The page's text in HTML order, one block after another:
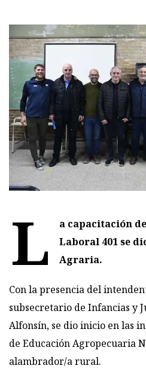
L
a capacitación
Laboral 401 se
Agraria.
Con la presencia del
subsecretario de Infancias y
Alfonsín, se dio inicio en las
de Educación Agropecuaria
alambrador/a rural.